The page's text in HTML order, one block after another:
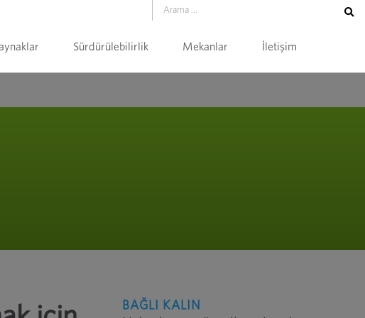
Sürdürülebilirlik Mekanlar İletişim
BAĞLI KALIN